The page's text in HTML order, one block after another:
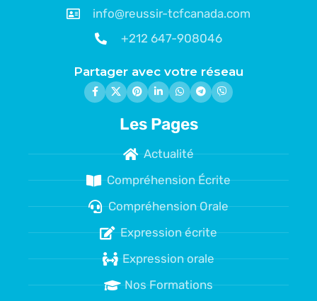
info@reussir-tcfcanada.com
+212 647-908046
Partager avec votre réseau
Les Pages
Actualité
Compréhension Écrite
Compréhension Orale
Expression écrite
Expression orale
Nos Formations